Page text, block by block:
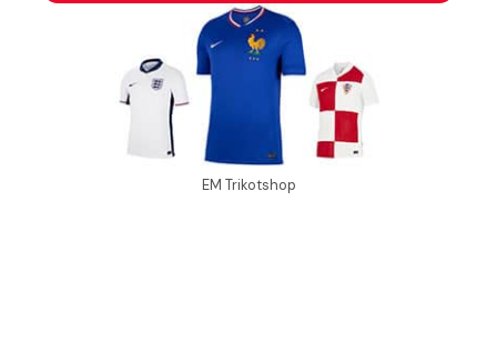
EM Trikotshop